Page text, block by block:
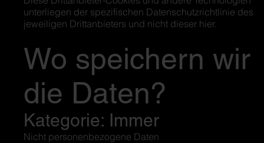
unterliegen der spezifischen Datenschutzrichtlinie des
jeweiligen Drittanbieters und nicht dieser hier.
Wo speichern wir
die Daten?
Kategorie: Immer
Nicht personenbezogene Daten